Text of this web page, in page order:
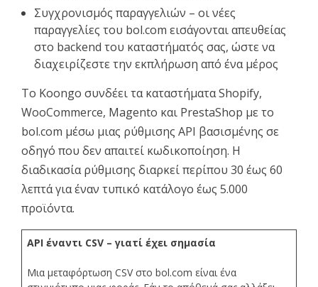
Συγχρονισμός παραγγελιών – οι νέες
παραγγελίες του bol.com εισάγονται απευθείας
στο backend του καταστήματός σας, ώστε να
διαχειρίζεστε την εκπλήρωση από ένα μέρος
Το Koongo συνδέει τα καταστήματα Shopify,
WooCommerce, Magento και PrestaShop με το
bol.com μέσω μιας ρύθμισης API βασισμένης σε
οδηγό που δεν απαιτεί κωδικοποίηση. Η
διαδικασία ρύθμισης διαρκεί περίπου 30 έως 60
λεπτά για έναν τυπικό κατάλογο έως 5.000
προϊόντα.
API έναντι CSV – γιατί έχει σημασία
Μια μεταφόρτωση CSV στο bol.com είναι ένα